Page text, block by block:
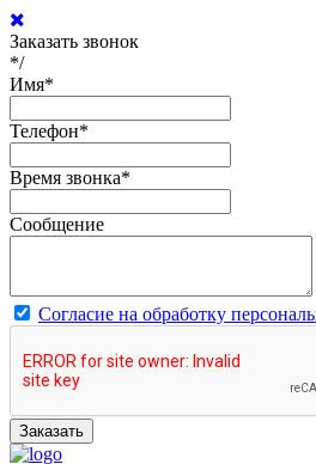
Заказать звонок
*/
Имя*
Телефон*
Время звонка*
Сообщение
Согласие на обработку
Заказать